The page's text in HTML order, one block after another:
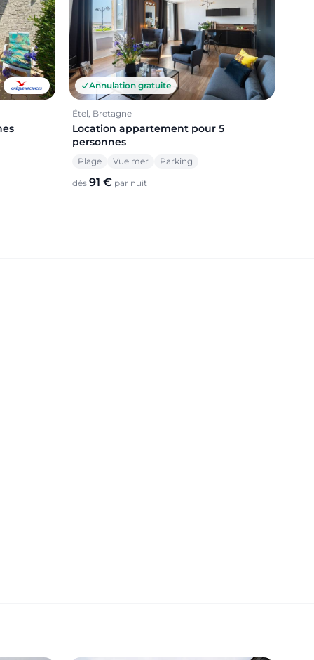
Annulation gratuite
Étel, Bretagne
Location appartement pour 5
personnes
Plage Vue mer Parking
dès 91 € par nuit